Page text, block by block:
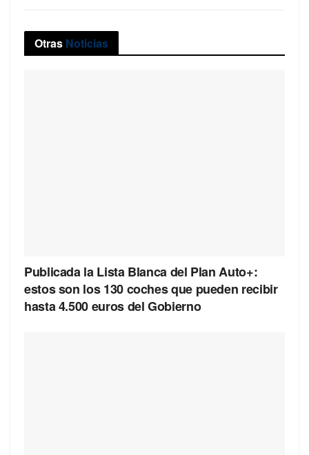
Otras Noticias
Publicada la Lista Blanca del Plan Auto+:
estos son los 130 coches que pueden recibir
hasta 4.500 euros del Gobierno